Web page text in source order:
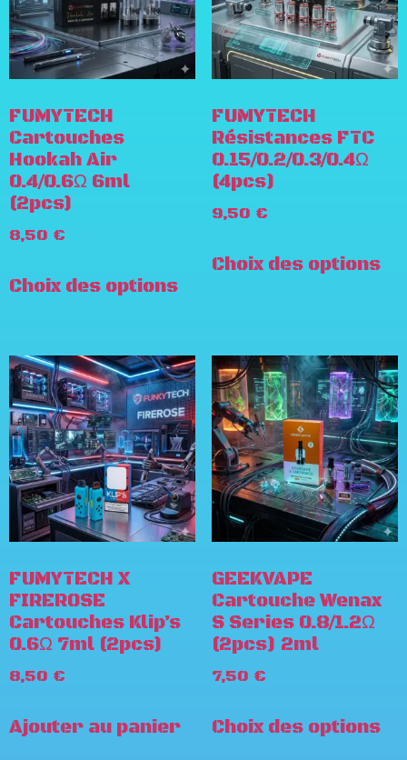
FUMYTECH
Cartouches
Hookah Air
0.4/0.6Ω 6ml
(2pcs)
8,50 €
Choix des options
FUMYTECH
Résistances FTC
0.15/0.2/0.3/0.4Ω
(4pcs)
9,50 €
Choix des options
FUMYTECH X
FIREROSE
Cartouches Klip’s
0.6Ω 7ml (2pcs)
8,50 €
Ajouter au panier
GEEKVAPE
Cartouche Wenax
S Series 0.8/1.2Ω
(2pcs) 2ml
7,50 €
Choix des options